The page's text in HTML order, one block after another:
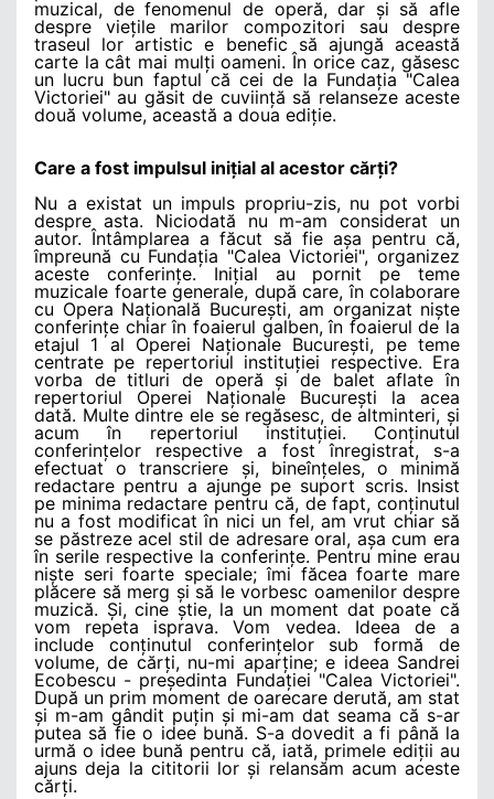
muzical, de fenomenul de operă, dar și să afle
despre viețile marilor compozitori sau despre
traseul lor artistic e benefic să ajungă această
carte la cât mai mulți oameni. În orice caz, găsesc
un lucru bun faptul că cei de la Fundația "Calea
Victoriei" au găsit de cuviință să relanseze aceste
două volume, această a doua ediție.
Care a fost impulsul inițial al acestor cărți?
Nu a existat un impuls propriu-zis, nu pot vorbi
despre asta. Niciodată nu m-am considerat un
autor. Întâmplarea a făcut să fie așa pentru că,
împreună cu Fundația "Calea Victoriei", organizez
aceste conferințe. Inițial au pornit pe teme
muzicale foarte generale, după care, în colaborare
cu Opera Națională București, am organizat niște
conferințe chiar în foaierul galben, în foaierul de la
etajul 1 al Operei Naționale București, pe teme
centrate pe repertoriul instituției respective. Era
vorba de titluri de operă și de balet aflate în
repertoriul Operei Naționale București la acea
dată. Multe dintre ele se regăsesc, de altminteri, și
acum în repertoriul instituției. Conținutul
conferințelor respective a fost înregistrat, s-a
efectuat o transcriere și, bineînțeles, o minimă
redactare pentru a ajunge pe suport scris. Insist
pe minima redactare pentru că, de fapt, conținutul
nu a fost modificat în nici un fel, am vrut chiar să
se păstreze acel stil de adresare oral, așa cum era
în serile respective la conferințe. Pentru mine erau
niște seri foarte speciale; îmi făcea foarte mare
plăcere să merg și să le vorbesc oamenilor despre
muzică. Și, cine știe, la un moment dat poate că
vom repeta isprava. Vom vedea. Ideea de a
include conținutul conferințelor sub formă de
volume, de cărți, nu-mi aparține; e ideea Sandrei
Ecobescu - președinta Fundației "Calea Victoriei".
După un prim moment de oarecare derută, am stat
și m-am gândit puțin și mi-am dat seama că s-ar
putea să fie o idee bună. S-a dovedit a fi până la
urmă o idee bună pentru că, iată, primele ediții au
ajuns deja la cititorii lor și relansăm acum aceste
cărți.